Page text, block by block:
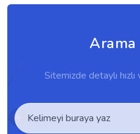
Arama
Sitemizde detaylı